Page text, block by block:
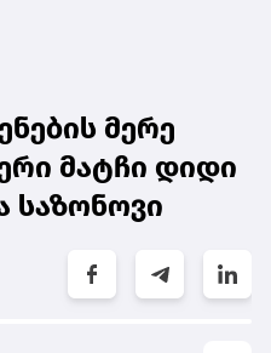
მერე
მატჩი დიდი
საზონოვი